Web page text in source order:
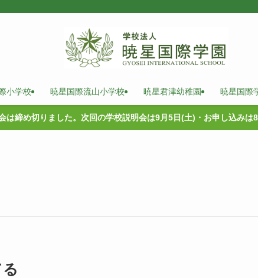
小学校 暁星国際流山小学校 暁星君津幼稚園 暁星国際
は締め切りました。次回の学校説明会は9月5日(土)・お申し込み